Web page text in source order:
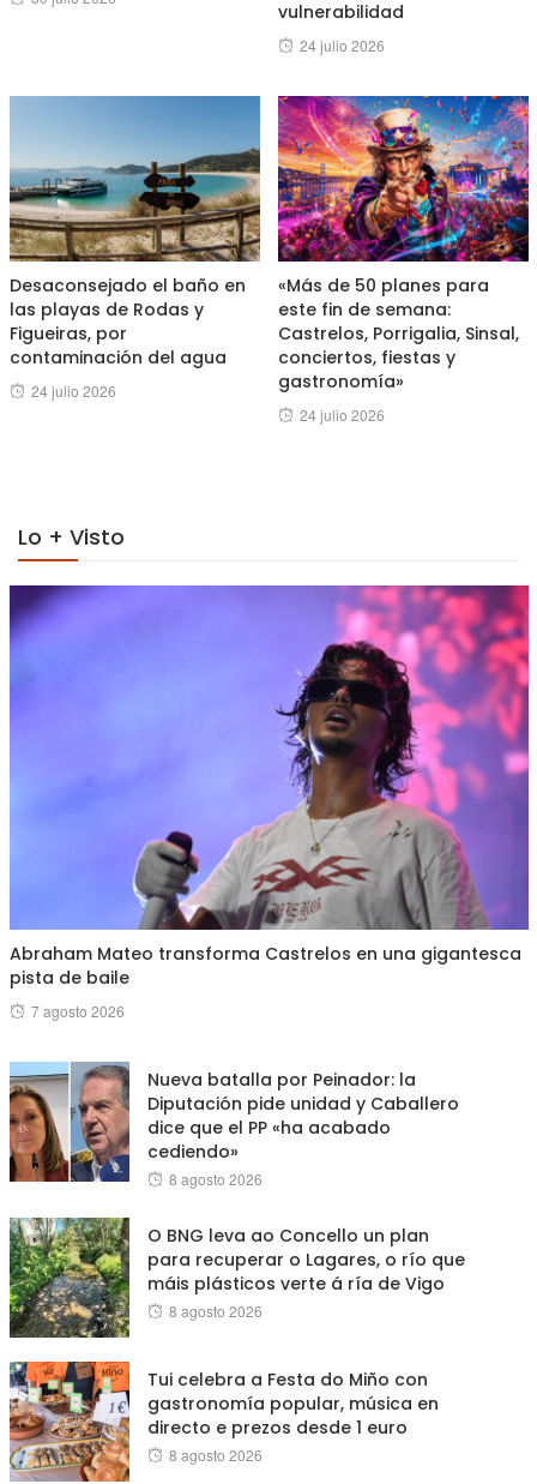
vulnerabilidad
Posted
24 julio 2026
Desaconsejado el baño en
las playas de Rodas y
Figueiras, por
contaminación del agua
Posted
24 julio 2026
«Más de 50 planes para
este fin de semana:
Castrelos, Porrigalia, Sinsal,
conciertos, fiestas y
gastronomía»
Posted
24 julio 2026
Lo + Visto
Abraham Mateo transforma Castrelos en una gigantesca
pista de baile
Posted
7 agosto 2026
Nueva batalla por Peinador: la
Diputación pide unidad y Caballero
dice que el PP «ha acabado
cediendo»
Posted
8 agosto 2026
O BNG leva ao Concello un plan
para recuperar o Lagares, o río que
máis plásticos verte á ría de Vigo
Posted
8 agosto 2026
Tui celebra a Festa do Miño con
gastronomía popular, música en
directo e prezos desde 1 euro
Posted
8 agosto 2026